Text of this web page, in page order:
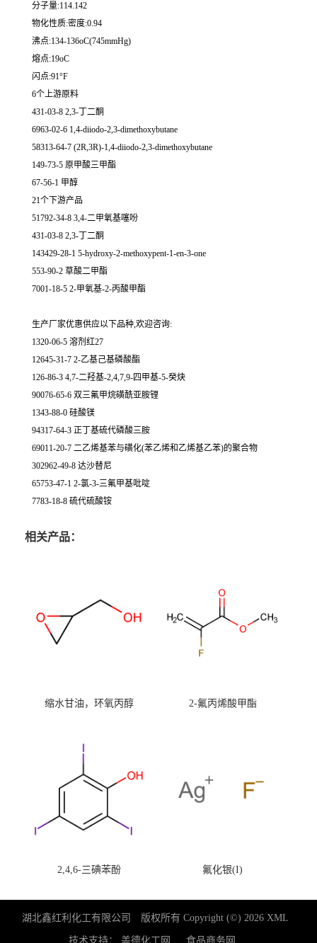
分子量:114.142
物化性质:密度:0.94
沸点:134-136oC(745mmHg)
熔点:19oC
闪点:91°F
6个上游原料
431-03-8 2,3-丁二酮
6963-02-6 1,4-diiodo-2,3-dimethoxybutane
58313-64-7 (2R,3R)-1,4-diiodo-2,3-dimethoxybutane
149-73-5 原甲酸三甲酯
67-56-1 甲醇
21个下游产品
51792-34-8 3,4-二甲氧基噻吩
431-03-8 2,3-丁二酮
143429-28-1 5-hydroxy-2-methoxypent-1-en-3-one
553-90-2 草酸二甲酯
7001-18-5 2-甲氧基-2-丙酸甲酯
生产厂家优惠供应以下品种,欢迎咨询:
1320-06-5 溶剂红27
12645-31-7 2-乙基己基磷酸酯
126-86-3 4,7-二羟基-2,4,7,9-四甲基-5-癸炔
90076-65-6 双三氟甲烷磺酰亚胺锂
1343-88-0 硅酸镁
94317-64-3 正丁基硫代磷酸三胺
69011-20-7 二乙烯基苯与磺化(苯乙烯和乙烯基乙苯)的聚合物
302962-49-8 达沙替尼
65753-47-1 2-氯-3-三氟甲基吡啶
7783-18-8 硫代硫酸铵
相关产品：
缩水甘油，环氧丙醇 2-氟丙烯酸甲酯
2,4,6-三碘苯酚 氟化银(I)
湖北鑫红利化工有限公司 版权所有 Copyright (©) 2026 XML
技术支持： 盖德化工网 食品商务网